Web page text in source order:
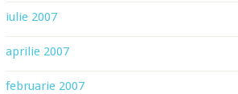
iulie 2007
aprilie 2007
februarie 2007